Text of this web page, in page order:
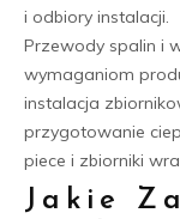
i odbiory instalacji.
Przewody spalin i
wymaganiom
instalacja
przygotowanie
piece i zbiorniki
Jakie